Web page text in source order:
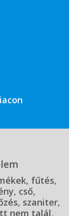
fűtés,
cső,
szaniter,
nem talál,